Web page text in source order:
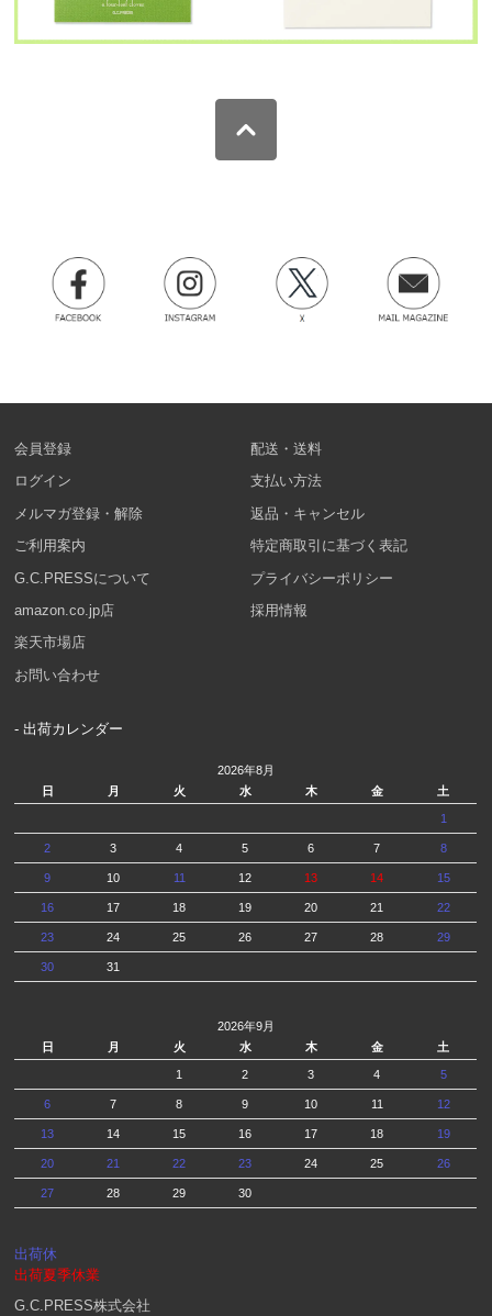
会員登録
ログイン
メルマガ登録・解除
ご利用案内
G.C.PRESSについて
amazon.co.jp店
楽天市場店
お問い合わせ
配送・送料
支払い方法
返品・キャンセル
特定商取引に基づく表記
プライバシーポリシー
採用情報
- 出荷カレンダー
2026年8月
日
月 火 水 木 金 土
1
2 3 4 5 6 7 8
9 10 11 12 13 14 15
16 17 18 19 20 21 22
23 24 25 26 27 28 29
30 31
2026年9月
日
月 火 水 木 金 土
1 2 3 4 5
6 7 8 9 10 11 12
13 14 15 16 17 18 19
20 21 22 23 24 25 26
27 28 29 30
出荷休
出荷夏季休業
G.C.PRESS株式会社